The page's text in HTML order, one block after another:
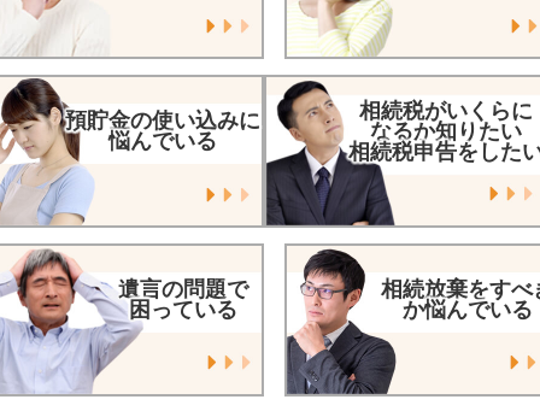
預貯金の使い込みに
悩んでいる
相続税がいくらに
なるか知りたい
相続税申告をした
遺言の問題で
困っている
相続放棄をすべ
か悩んでいる